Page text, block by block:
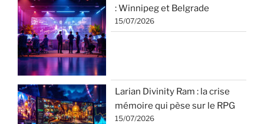
: Winnipeg et Belgrade
15/07/2026
Larian Divinity Ram : la crise
mémoire qui pèse sur le RPG
15/07/2026